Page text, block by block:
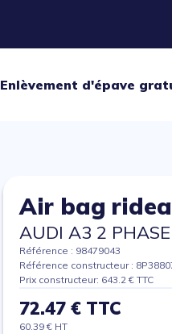
Enlèvement d'épave
Air bag
AUDI A3 2
Référence : 98479043
Référence constructeur :
Prix constructeur: 643.2 € TTC
72.47 € TTC
60.39 € HT